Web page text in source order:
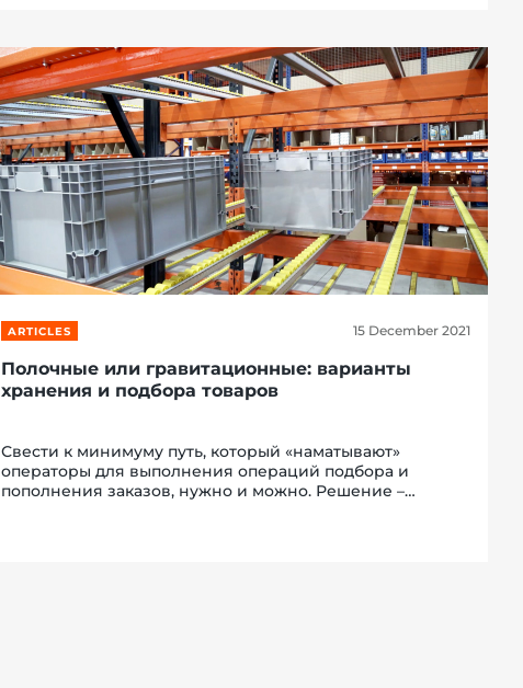
ARTICLES 15 December 2021
Полочные или гравитационные: варианты
хранения и подбора товаров
Свести к минимуму путь, который «наматывают»
операторы для выполнения операций подбора и
пополнения заказов, нужно и можно. Решение –